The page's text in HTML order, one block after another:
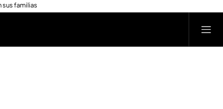
familias